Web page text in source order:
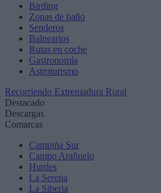
Birding
Zonas de baño
Senderos
Balnearios
Rutas en coche
Gastronomía
Astroturismo
Recorriendo Extremadura Rural
Destacado
Descargas
Comarcas
Campiña Sur
Campo Arañuelo
Hurdes
La Serena
La Siberia